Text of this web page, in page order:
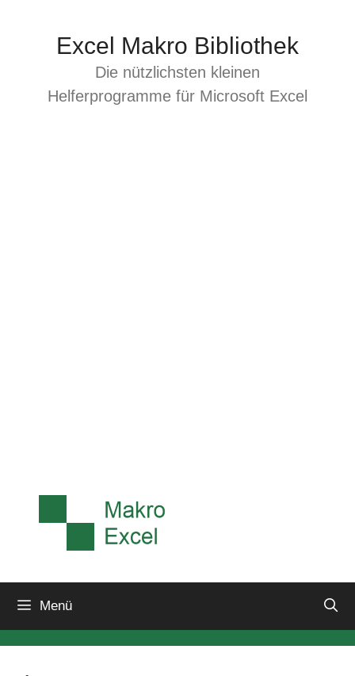
Excel Makro Bibliothek
Die nützlichsten kleinen
Helferprogramme für Microsoft Excel
Menü